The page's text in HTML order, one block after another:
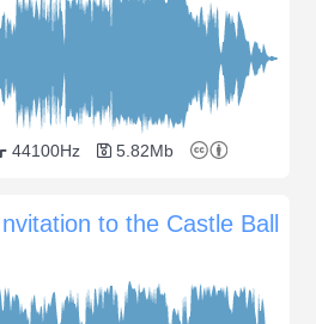
44100Hz 5.82Mb
to the Castle Ball